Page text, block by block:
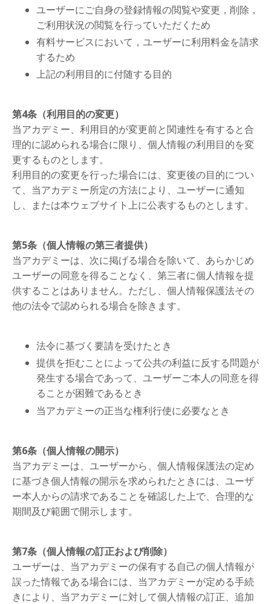
ユーザーにご自身の登録情報の閲覧や変更，削除，
ご利用状況の閲覧を行っていただくため
有料サービスにおいて，ユーザーに利用料金を請求
するため
上記の利用目的に付随する目的
第4条（利用目的の変更）
当アカデミー、利用目的が変更前と関連性を有すると合
理的に認められる場合に限り 、 個人情報の利用目的を変
更するものとします。
利用目的の変更を行った場合には、 変更後の目的につい
て、 当アカデミー所定の方法により 、 ユーザーに通知
し、 または本ウェブサイト上に公表するものとします。
第5条（個人情報の第三者提供）
当アカデミーは、次に掲げる場合を除いて、あらかじめ
ユーザーの同意を得ることなく、第三者に個人情報を提
供することはありません。ただし、個人情報保護法その
他の法令で認められる場合を除きます。
法令に基づく要請を受けたとき
提供を拒むことによって公共の利益に反する問題が
発生する場合であって、ユーザーご本人の同意を得
ることが困難であるとき
当アカデミーの正当な権利行使に必要なとき
第6条（個人情報の開示）
当アカデミーは、ユーザーから、個人情報保護法の定め
に基づき個人情報の開示を求められたときには、ユーザ
ー本人からの請求であることを確認した上で、合理的な
期間及び範囲で開示します。
第7条（個人情報の訂正および削除）
ユーザーは、 当アカデミーの保有する自己の個人情報が
誤った情報である場合には、 当アカデミーが定める手続
きにより 、 当アカデミーに対して個人情報の訂正、 追加